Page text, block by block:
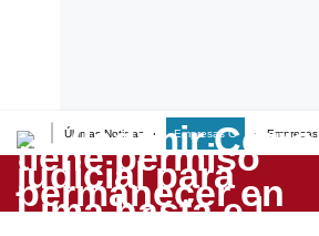
Últimas Noticias Empresas G Empresas
Lo último
Peru Quiosco